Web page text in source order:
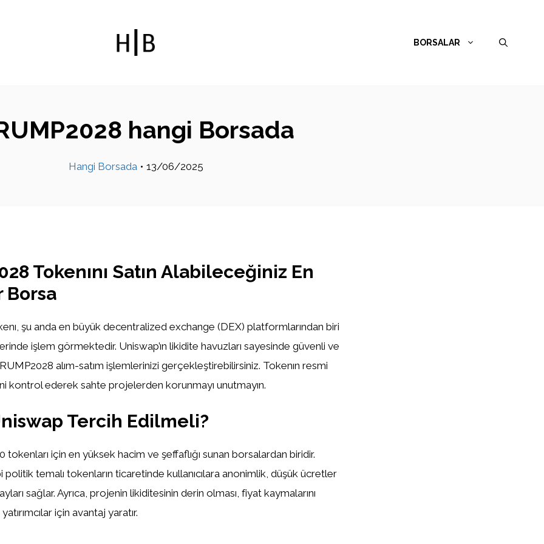
BORSALAR
hangi Borsada
Hangi Borsada • 13/06/2025
Tokenını Satın Alabileceğiniz En
Borsa
şu anda en büyük decentralized exchange (DEX) platformlarından biri
işlem görmektedir. Uniswap’ın likidite havuzları sayesinde güvenli ve
alım-satım işlemlerinizi gerçekleştirebilirsiniz. Tokenın resmi
kontrol ederek sahte projelerden korunmayı unutmayın.
Tercih Edilmeli?
tokenları için en yüksek hacim ve şeffaflığı sunan borsalardan biridir.
temalı tokenların ticaretinde kullanıcılara anonimlik, düşük ücretler
sağlar. Ayrıca, projenin likiditesinin derin olması, fiyat kaymalarını
için avantaj yaratır.